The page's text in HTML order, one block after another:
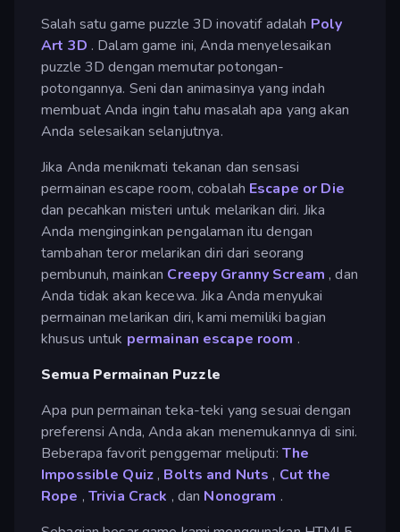
Salah satu game puzzle 3D inovatif adalah Poly
Art 3D . Dalam game ini, Anda menyelesaikan
puzzle 3D dengan memutar potongan-
potongannya. Seni dan animasinya yang indah
membuat Anda ingin tahu masalah apa yang akan
Anda selesaikan selanjutnya.
Jika Anda menikmati tekanan dan sensasi
permainan escape room, cobalah Escape or Die
dan pecahkan misteri untuk melarikan diri. Jika
Anda menginginkan pengalaman itu dengan
tambahan teror melarikan diri dari seorang
pembunuh, mainkan Creepy Granny Scream , dan
Anda tidak akan kecewa. Jika Anda menyukai
permainan melarikan diri, kami memiliki bagian
khusus untuk permainan escape room .
Semua Permainan Puzzle
Apa pun permainan teka-teki yang sesuai dengan
preferensi Anda, Anda akan menemukannya di sini.
Beberapa favorit penggemar meliputi: The
Impossible Quiz, Bolts and Nuts , Cut the
Rope , Trivia Crack , dan Nonogram .